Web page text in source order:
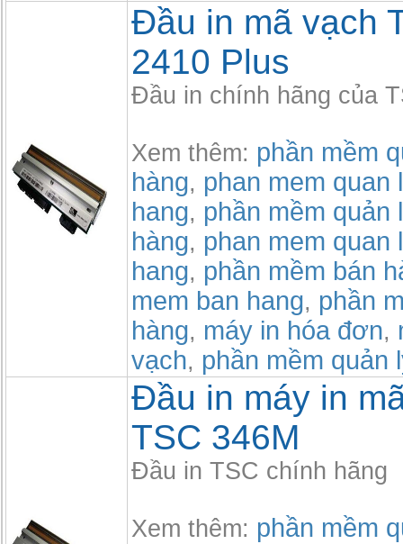
Đầu in mã vạch
2410 Plus
Đầu in chính hãng của
Xem thêm: phần mềm
hàng, phan mem quan
hang, phần mềm quản
hàng, phan mem quan
hang, phần mềm bán
mem ban hang, phần
hàng, máy in hóa đơn,
vạch, phần mềm quản
Đầu in máy in
TSC 346M
Đầu in TSC chính hãng
Xem thêm: phần mềm